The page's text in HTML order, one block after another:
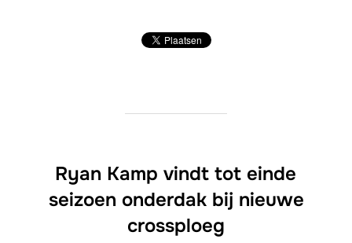
Ryan Kamp vindt tot einde
seizoen onderdak bij nieuwe
crossploeg